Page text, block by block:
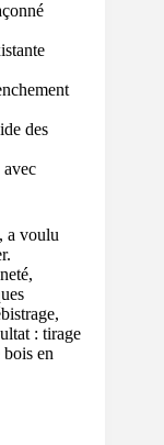
des
avec
a voulu
: tirage
en